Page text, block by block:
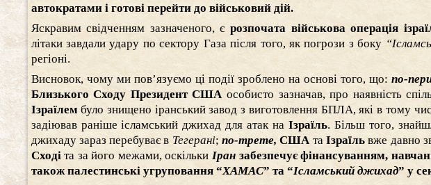
автократами і готові перейти до військовий дій.
Яскравим свідченням зазначеного, єрозпочата військова операція
літаки завдали удару по сектору Газа після того, як погрози з боку
регіоні.
Висновок, чому ми пов’язуємо ці події зроблено на основі того, що:по-
Близького Сходу Президент США особисто зазначав, про наявність
Ізраїлембуло знищено іранський завод з виготовлення БПЛА, які в тому
задіював раніше ісламський джихад для атак наІзраїль. Більш того,
джихаду зараз перебуває в Тегерані;по-трете,США та Ізраїльвже давно
Сходіта за його межами, оскільки Іран забезпечує фінансуванням,
також палестинські угруповання “ХАМАС” та “Ісламський джихад” у